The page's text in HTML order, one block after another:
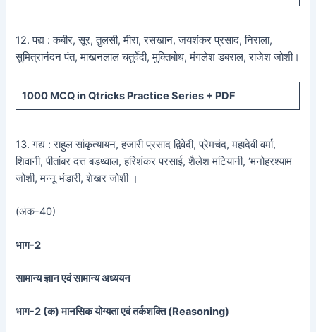
12. पद्य : कबीर, सूर, तुलसी, मीरा, रसखान, जयशंकर प्रसाद, निराला,
सुमित्रानंदन पंत, माखनलाल चतुर्वेदी, मुक्तिबोध, मंगलेश डबराल, राजेश जोशी।
1000 MCQin Qtricks Practice Series + PDF
13. गद्य : राहुल सांकृत्यायन, हजारी प्रसाद द्विवेदी, प्रेमचंद, महादेवी वर्मा,
शिवानी, पीतांबर दत्त बड़थ्वाल, हरिशंकर परसाई, शैलेश मटियानी, ‘मनोहरश्याम
जोशी, मन्नू भंडारी, शेखर जोशी ।
(अंक-40)
भाग-2
सामान्य ज्ञान एवं सामान्य अध्ययन
भाग-2 (क) मानसिक योग्यता एवं तर्कशक्ति (Reasoning)